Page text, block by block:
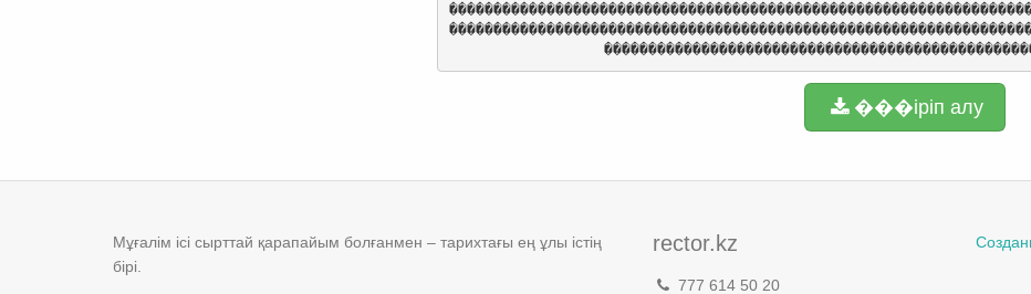
���іріп алу
Мұғалім ісі сырттай қарапайым болғанмен – тарихтағы ең ұлы істің
бірі.
rector.kz
777 614 50 20